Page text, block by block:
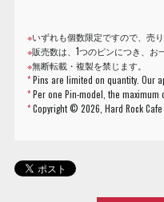
※いずれも個数限定ですので、売
※販売数は、1つのピンにつき、お
※無断転載・複製を禁じます。
*Pins are limited on quantity. Our
*Per one Pin-model, the maximum
*Copyright ©2026, Hard Rock